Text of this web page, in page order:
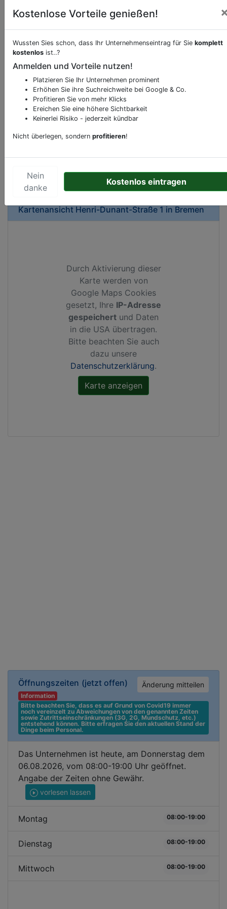
Öffnungszeiten (jetzt offen) Änderung mitteilen
Information
Bitte beachten Sie, dass es auf Grund von Covid19 immer
noch vereinzelt zu Abweichungen von den genannten Zeiten
sowie Zutrittseinschränkungen (3G, 2G, Mundschutz, etc.)
entstehend können. Bitte erfragen Sie den aktuellen Stand der
Dinge beim Personal.
Das Unternehmen ist heute, am Donnerstag dem
06.08.2026, vom 08:00-19:00 Uhr geöffnet.
Angabe der Zeiten ohne Gewähr.
vorlesen lassen
Montag 08:00-19:00
Dienstag 08:00-19:00
Mittwoch 08:00-19:00
Beschreibung & Services von
Sie möchten eine Beschreibung, Dienstleistung
oder andere relevante Informationen hinzufügen?
Klicken Sie bittehierum uns zu kontaktieren.
Gerne erweitern wir Ihren Firmeneintrag um
Sonderangebote odere besondere Services, die
Ihren Wettbewerbern abheben.
Kartenansicht Henri-Dunant-Straße 1 in Bremen
Durch Aktivierung dieser
Karte werden von
Google Maps Cookies
gesetzt, Ihre IP-Adresse
gespeichert und Daten
in die USA übertragen.
Bitte beachten Sie auch
dazu unsere
Datenschutzerklärung.
Kostenlose Vorteile genießen!
Wussten Sies schon, dass Ihr Unternehmenseintrag für Sie komplett
kostenlos ist..?
Anmelden und Vorteile nutzen!
Platzieren Sie Ihr Unternehmen prominent
Erhöhen Sie ihre Suchreichweite bei Google & Co.
Profitieren Sie von mehr Klicks
Ereichen Sie eine höhere Sichtbarkeit
Keinerlei Risiko - jederzeit kündbar
Nicht überlegen, sondern profitieren!
Nein
danke
Kostenlos eintragen